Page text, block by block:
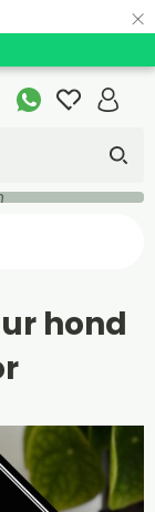
×
hond